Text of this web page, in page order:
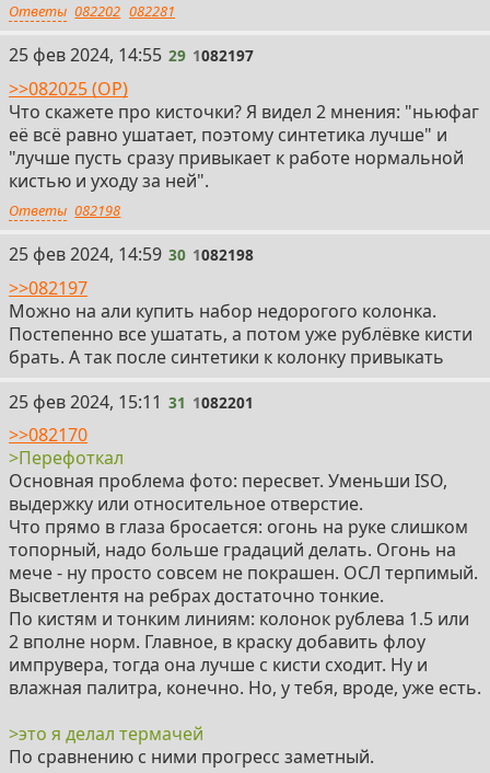
Ответы 082202 082281
29
25 фев 2024, 14:55 29 1082197
>>082025 (OP)
Что скажете про кисточки? Я видел 2 мнения: "ньюфаг
её всё равно ушатает, поэтому синтетика лучше" и
"лучше пусть сразу привыкает к работе нормальной
кистью и уходу за ней".
Ответы 082198
30
25 фев 2024, 14:59 30 1082198
>>082197
Можно на али купить набор недорогого колонка.
Постепенно все ушатать, а потом уже рублёвке кисти
брать. А так после синтетики к колонку привыкать
31
25 фев 2024, 15:11 31 1082201
>>082170
>Перефоткал
Основная проблема фото: пересвет. Уменьши ISO,
выдержку или относительное отверстие.
Что прямо в глаза бросается: огонь на руке слишком
топорный, надо больше градаций делать. Огонь на
мече - ну просто совсем не покрашен. ОСЛ терпимый.
Высветлентя на ребрах достаточно тонкие.
По кистям и тонким линиям: колонок рублева 1.5 или
2 вполне норм. Главное, в краску добавить флоу
импрувера, тогда она лучше с кисти сходит. Ну и
влажная палитра, конечно. Но, у тебя, вроде, уже есть.
>это я делал термачей
По сравнению с ними прогресс заметный.